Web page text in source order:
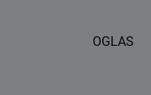
OGLAS